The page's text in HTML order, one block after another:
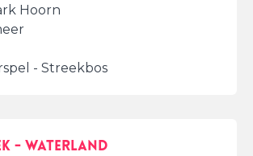
Hoorn
- Streekbos
- Waterland